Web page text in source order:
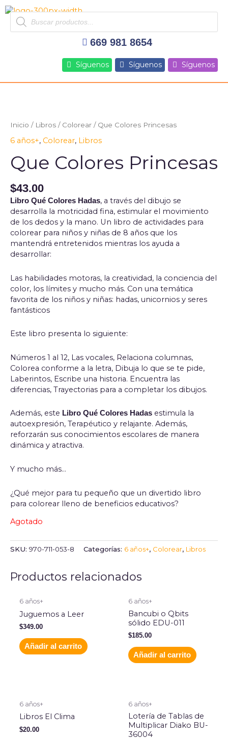
al
contenido
Products
search
669 981 8654
Síguenos Síguenos Síguenos
Inicio / Libros / Colorear / Que Colores Princesas
6 años+, Colorear, Libros
Que Colores Princesas
$43.00
Libro Qué Colores Hadas, a través del dibujo se
desarrolla la motricidad fina, estimular el movimiento
de los dedos y la mano. Un libro de actividades para
colorear para niños y niñas de 8 años que los
mantendrá entretenidos mientras los ayuda a
desarrollar:
Las habilidades motoras, la creatividad, la conciencia del
color, los límites y mucho más. Con una temática
favorita de los niños y niñas: hadas, unicornios y seres
fantásticos
Este libro presenta lo siguiente:
Números 1 al 12, Las vocales, Relaciona columnas,
Colorea conforme a la letra, Dibuja lo que se te pide,
Laberintos, Escribe una historia. Encuentra las
diferencias, Trayectorias para a completar los dibujos.
Además, este Libro Qué Colores Hadas estimula la
autoexpresión, Terapéutico y relajante. Además,
reforzarán sus conocimientos escolares de manera
dinámica y atractiva.
Y mucho más…
¿Qué mejor para tu pequeño que un divertido libro
para colorear lleno de beneficios educativos?
Agotado
SKU: 970-711-053-8 Categorías: 6 años+, Colorear, Libros
Productos relacionados
6 años+
Juguemos a Leer
$349.00
Añadir al carrito
6 años+
Bancubi o Qbits
sólido EDU-011
$185.00
Añadir al carrito
6 años+
Libros El Clima
$20.00
6 años+
Lotería de Tablas de
Multiplicar Diako BU-
36004